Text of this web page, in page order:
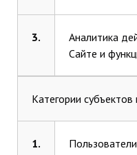
3.
Аналитика
Сайте и
Категории
1.